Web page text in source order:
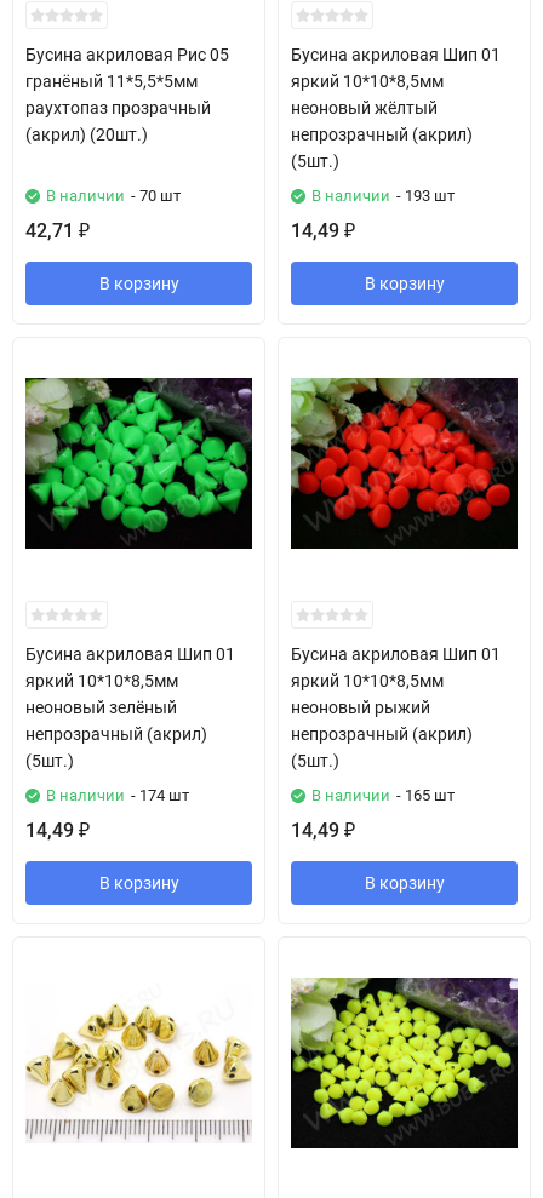
Бусина акриловая Рис 05
гранёный 11*5,5*5мм
раухтопаз прозрачный
(акрил) (20шт.)
В наличии - 70 шт
42,71 ₽
В корзину
Бусина акриловая Шип 01
яркий 10*10*8,5мм
неоновый жёлтый
непрозрачный (акрил)
(5шт.)
В наличии - 193 шт
14,49 ₽
В корзину
Бусина акриловая Шип 01
яркий 10*10*8,5мм
неоновый зелёный
непрозрачный (акрил)
(5шт.)
В наличии - 174 шт
14,49 ₽
В корзину
Бусина акриловая Шип 01
яркий 10*10*8,5мм
неоновый рыжий
непрозрачный (акрил)
(5шт.)
В наличии - 165 шт
14,49 ₽
В корзину